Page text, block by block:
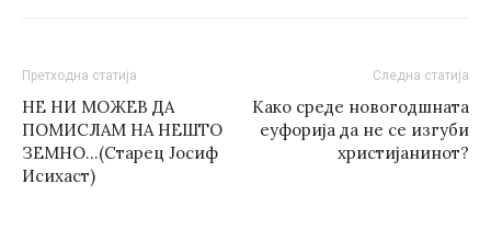
Претходна статија
НЕ НИ МОЖЕВ ДА
ПОМИСЛАМ НА НЕШТО
ЗЕМНО…(Старец Јосиф
Исихаст)
Следна статија
Како среде новогодшната
еуфорија да не се изгуби
христијанинот?